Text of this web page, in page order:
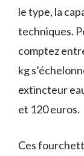
le type, la
techniques.
comptez
kg
extincteur
et 120 euros.
Ces